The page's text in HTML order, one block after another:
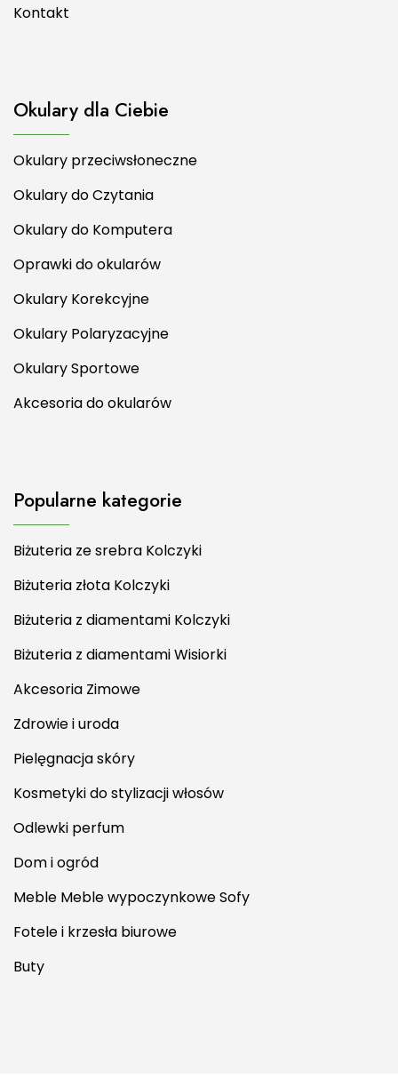
Kontakt
Okulary dla Ciebie
Okulary przeciwsłoneczne
Okulary do Czytania
Okulary do Komputera
Oprawki do okularów
Okulary Korekcyjne
Okulary Polaryzacyjne
Okulary Sportowe
Akcesoria do okularów
Popularne kategorie
Biżuteria ze srebra Kolczyki
Biżuteria złota Kolczyki
Biżuteria z diamentami Kolczyki
Biżuteria z diamentami Wisiorki
Akcesoria Zimowe
Zdrowie i uroda
Pielęgnacja skóry
Kosmetyki do stylizacji włosów
Odlewki perfum
Dom i ogród
Meble Meble wypoczynkowe Sofy
Fotele i krzesła biurowe
Buty